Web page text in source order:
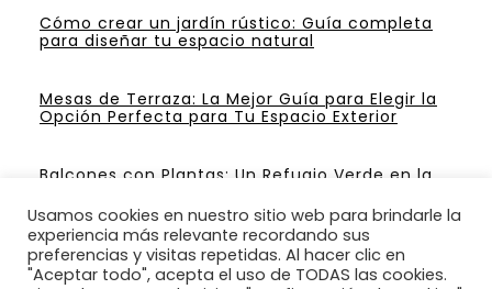
Cómo crear un jardín rústico: Guía completa
para diseñar tu espacio natural
Mesas de Terraza: La Mejor Guía para Elegir la
Opción Perfecta para Tu Espacio Exterior
Balcones con Plantas: Un Refugio Verde en la
Usamos cookies en nuestro sitio web para brindarle la
experiencia más relevante recordando sus
preferencias y visitas repetidas. Al hacer clic en
"Aceptar todo", acepta el uso de TODAS las cookies.